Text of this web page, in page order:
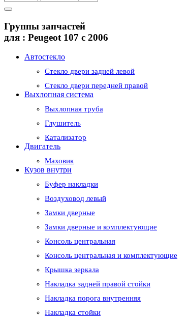
Группы запчастей
для : Peugeot 107 с 2006
Автостекло
Стекло двери задней левой
Стекло двери передней правой
Выхлопная система
Выхлопная труба
Глушитель
Катализатор
Двигатель
Маховик
Кузов внутри
Буфер накладки
Воздуховод левый
Замки дверные
Замки дверные и комплектующие
Консоль центральная
Консоль центральная и комплектующие
Крышка зеркала
Накладка задней правой стойки
Накладка порога внутренняя
Накладка стойки